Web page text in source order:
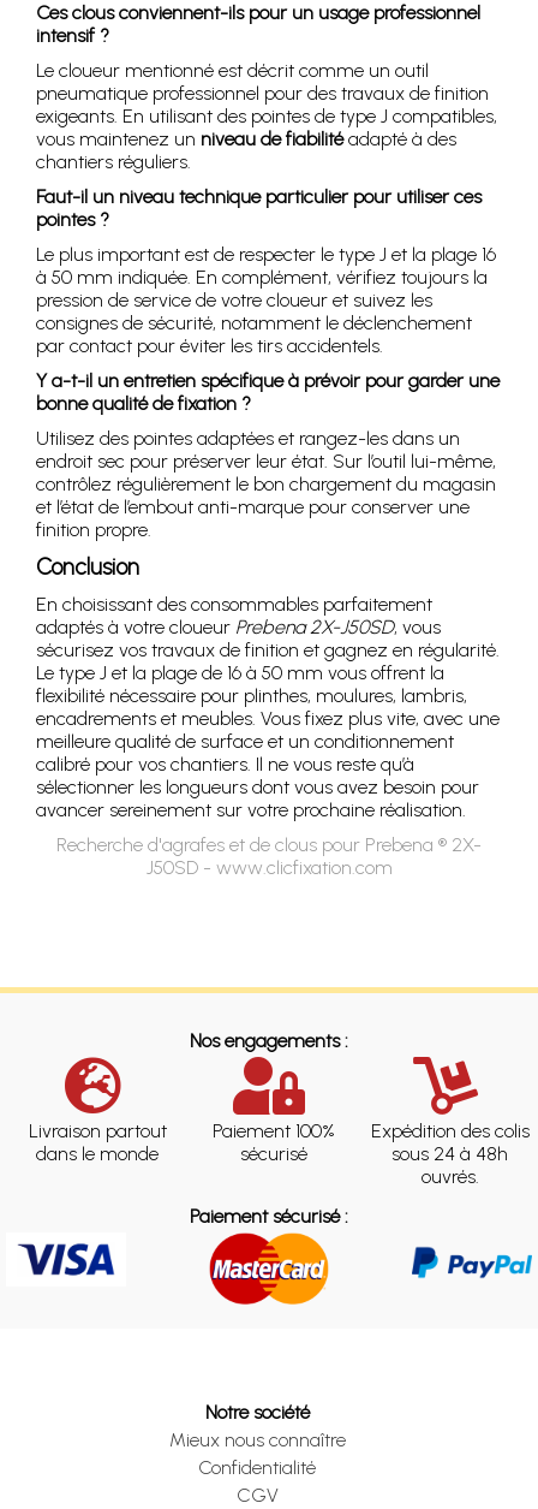
Ces clous conviennent-ils pour un usage professionnel
intensif ?
Le cloueur mentionné est décrit comme un outil
pneumatique professionnel pour des travaux de finition
exigeants. En utilisant des pointes de type J compatibles,
vous maintenez un niveau de fiabilitéadapté à des
chantiers réguliers.
Faut-il un niveau technique particulier pour utiliser ces
pointes ?
Le plus important est de respecter le type J et la plage 16
à 50 mm indiquée. En complément, vérifiez toujours la
pression de service de votre cloueur et suivez les
consignes de sécurité, notamment le déclenchement
par contact pour éviter les tirs accidentels.
Y a-t-il un entretien spécifique à prévoir pour garder une
bonne qualité de fixation ?
Utilisez des pointes adaptées et rangez-les dans un
endroit sec pour préserver leur état. Sur l’outil lui-même,
contrôlez régulièrement le bon chargement du magasin
et l’état de l’embout anti-marque pour conserver une
finition propre.
Conclusion
En choisissant des consommables parfaitement
adaptés à votre cloueur Prebena 2X-J50SD, vous
sécurisez vos travaux de finition et gagnez en régularité.
Le type J et la plage de 16 à 50 mm vous offrent la
flexibilité nécessaire pour plinthes, moulures, lambris,
encadrements et meubles. Vous fixez plus vite, avec une
meilleure qualité de surface et un conditionnement
calibré pour vos chantiers. Il ne vous reste qu’à
sélectionner les longueurs dont vous avez besoin pour
avancer sereinement sur votre prochaine réalisation.
Recherche d'agrafes et de clous pour Prebena ® 2X-
J50SD - www.clicfixation.com
Nos engagements :
Livraison partout
dans le monde
Paiement 100%
sécurisé
Expédition des colis
sous 24 à 48h
ouvrés.
Paiement sécurisé :
Notre société
Mieux nous connaître
Confidentialité
CGV